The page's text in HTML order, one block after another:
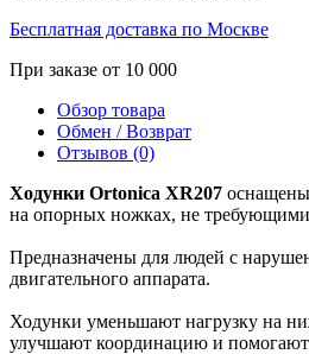
Бесплатная доставка по Москве
При заказе от 10 000
Обзор товара
Обмен / Возврат
Отзывов (0)
Ходунки Ortonica XR207
на опорных ножках, не
Предназначены для людей с
двигательного аппарата.
Ходунки уменьшают нагрузку на
улучшают координацию и помогают